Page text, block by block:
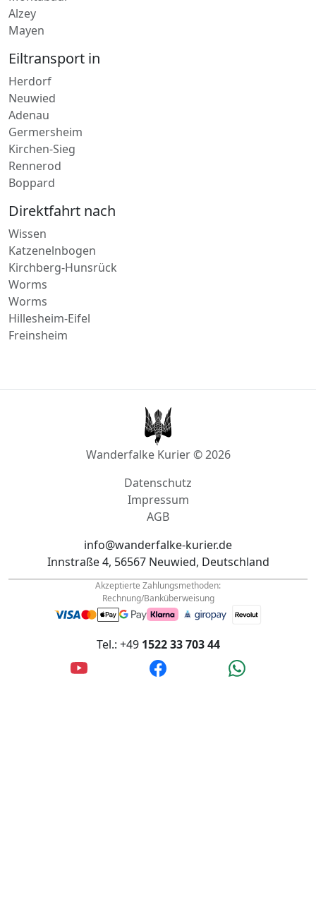
Alzey
Mayen
Eiltransport in
Herdorf
Neuwied
Adenau
Germersheim
Kirchen-Sieg
Rennerod
Boppard
Direktfahrt nach
Wissen
Katzenelnbogen
Kirchberg-Hunsrück
Worms
Worms
Hillesheim-Eifel
Freinsheim
Wanderfalke Kurier © 2026
Datenschutz
Impressum
AGB
info@wanderfalke-kurier.de
Innstraße 4, 56567 Neuwied, Deutschland
Akzeptierte Zahlungsmethoden:
Rechnung/Banküberweisung
Tel.: +49 1522 33 703 44